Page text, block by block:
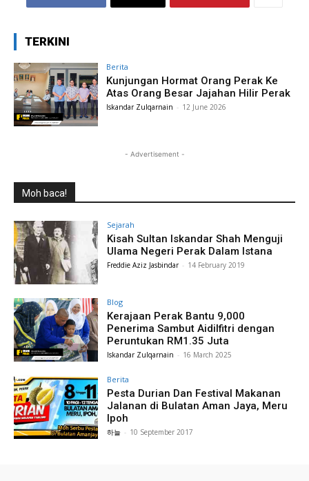
TERKINI
Berita
Kunjungan Hormat Orang Perak Ke
Atas Orang Besar Jajahan Hilir Perak
Iskandar Zulqarnain - 12 June 2026
- Advertisement -
Moh baca!
Sejarah
Kisah Sultan Iskandar Shah Menguji
Ulama Negeri Perak Dalam Istana
Freddie Aziz Jasbindar - 14 February 2019
Blog
Kerajaan Perak Bantu 9,000
Penerima Sambut Aidilfitri dengan
Peruntukan RM1.35 Juta
Iskandar Zulqarnain - 16 March 2025
Berita
Pesta Durian Dan Festival Makanan
Jalanan di Bulatan Aman Jaya, Meru
Ipoh
하늘 - 10 September 2017